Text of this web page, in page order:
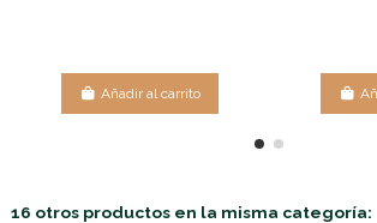
Añadir al carrito
16 otros productos en la misma categoría: